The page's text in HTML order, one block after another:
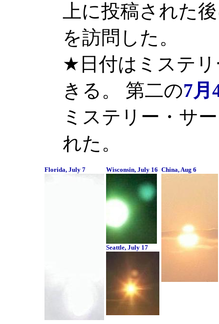
上に投稿された
を訪問した。
★日付はミステ
きる。 第二の7月
ミステリー・サ
れた。
Florida, July 7 Wisconsin, July 16
Seattle, July 17
China, Aug 6